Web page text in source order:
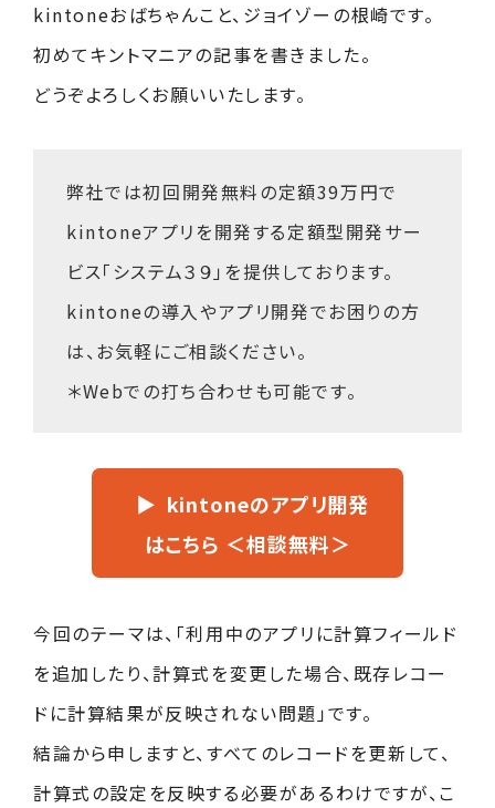
kintoneおばちゃんこと、ジョイゾーの根崎です。
初めてキントマニアの記事を書きました。
どうぞよろしくお願いいたします。
弊社では初回開発無料の定額39万円で
kintoneアプリを開発する定額型開発サー
ビス「システム３９」 を提供しております。
kintoneの導入やアプリ開発でお困りの方
は、お気軽にご相談ください。
＊Webでの打ち合わせも可能です。
kintoneのアプリ開発
はこちら ＜相談無料＞
今回のテーマは、「利用中のアプリに計算フィールド
を追加したり、計算式を変更した場合、既存レコー
ドに計算結果が反映されない問題」です。
結論から申しますと、すべてのレコードを更新して、
計算式の設定を反映する必要があるわけですが、こ